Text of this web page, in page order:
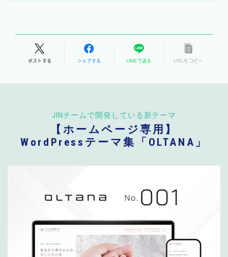
ポストする シェアする LINEで送る URLをコピー
JINチームで開発している新テーマ
【ホームページ専用】
WordPressテーマ集「OLTANA」